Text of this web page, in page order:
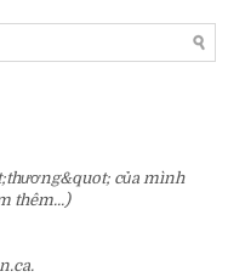
của mình
thêm...)
.